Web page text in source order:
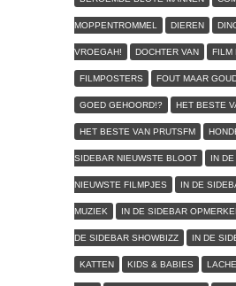
MOPPENTROMMEL DIEREN
VROEGAH! DOCHTER VAN FILM
FILMPOSTERS FOUT MAAR
GOED GEHOORD!? HET BESTE
HET BESTE VAN PRUTSFM
SIDEBAR NIEUWSTE BLOOT IN
NIEUWSTE FILMPJES IN DE
MUZIEK IN DE SIDEBAR
DE SIDEBAR SHOWBIZZ IN DE
KATTEN KIDS & BABIES